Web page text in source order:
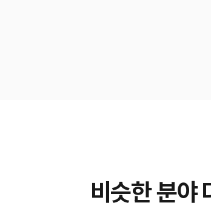
비슷한 분야